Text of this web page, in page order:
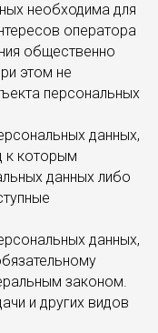
необходима для
оператора
общественно
этом не
персональных
данных,
к которым
данных либо
данных,
законом.
и других видов